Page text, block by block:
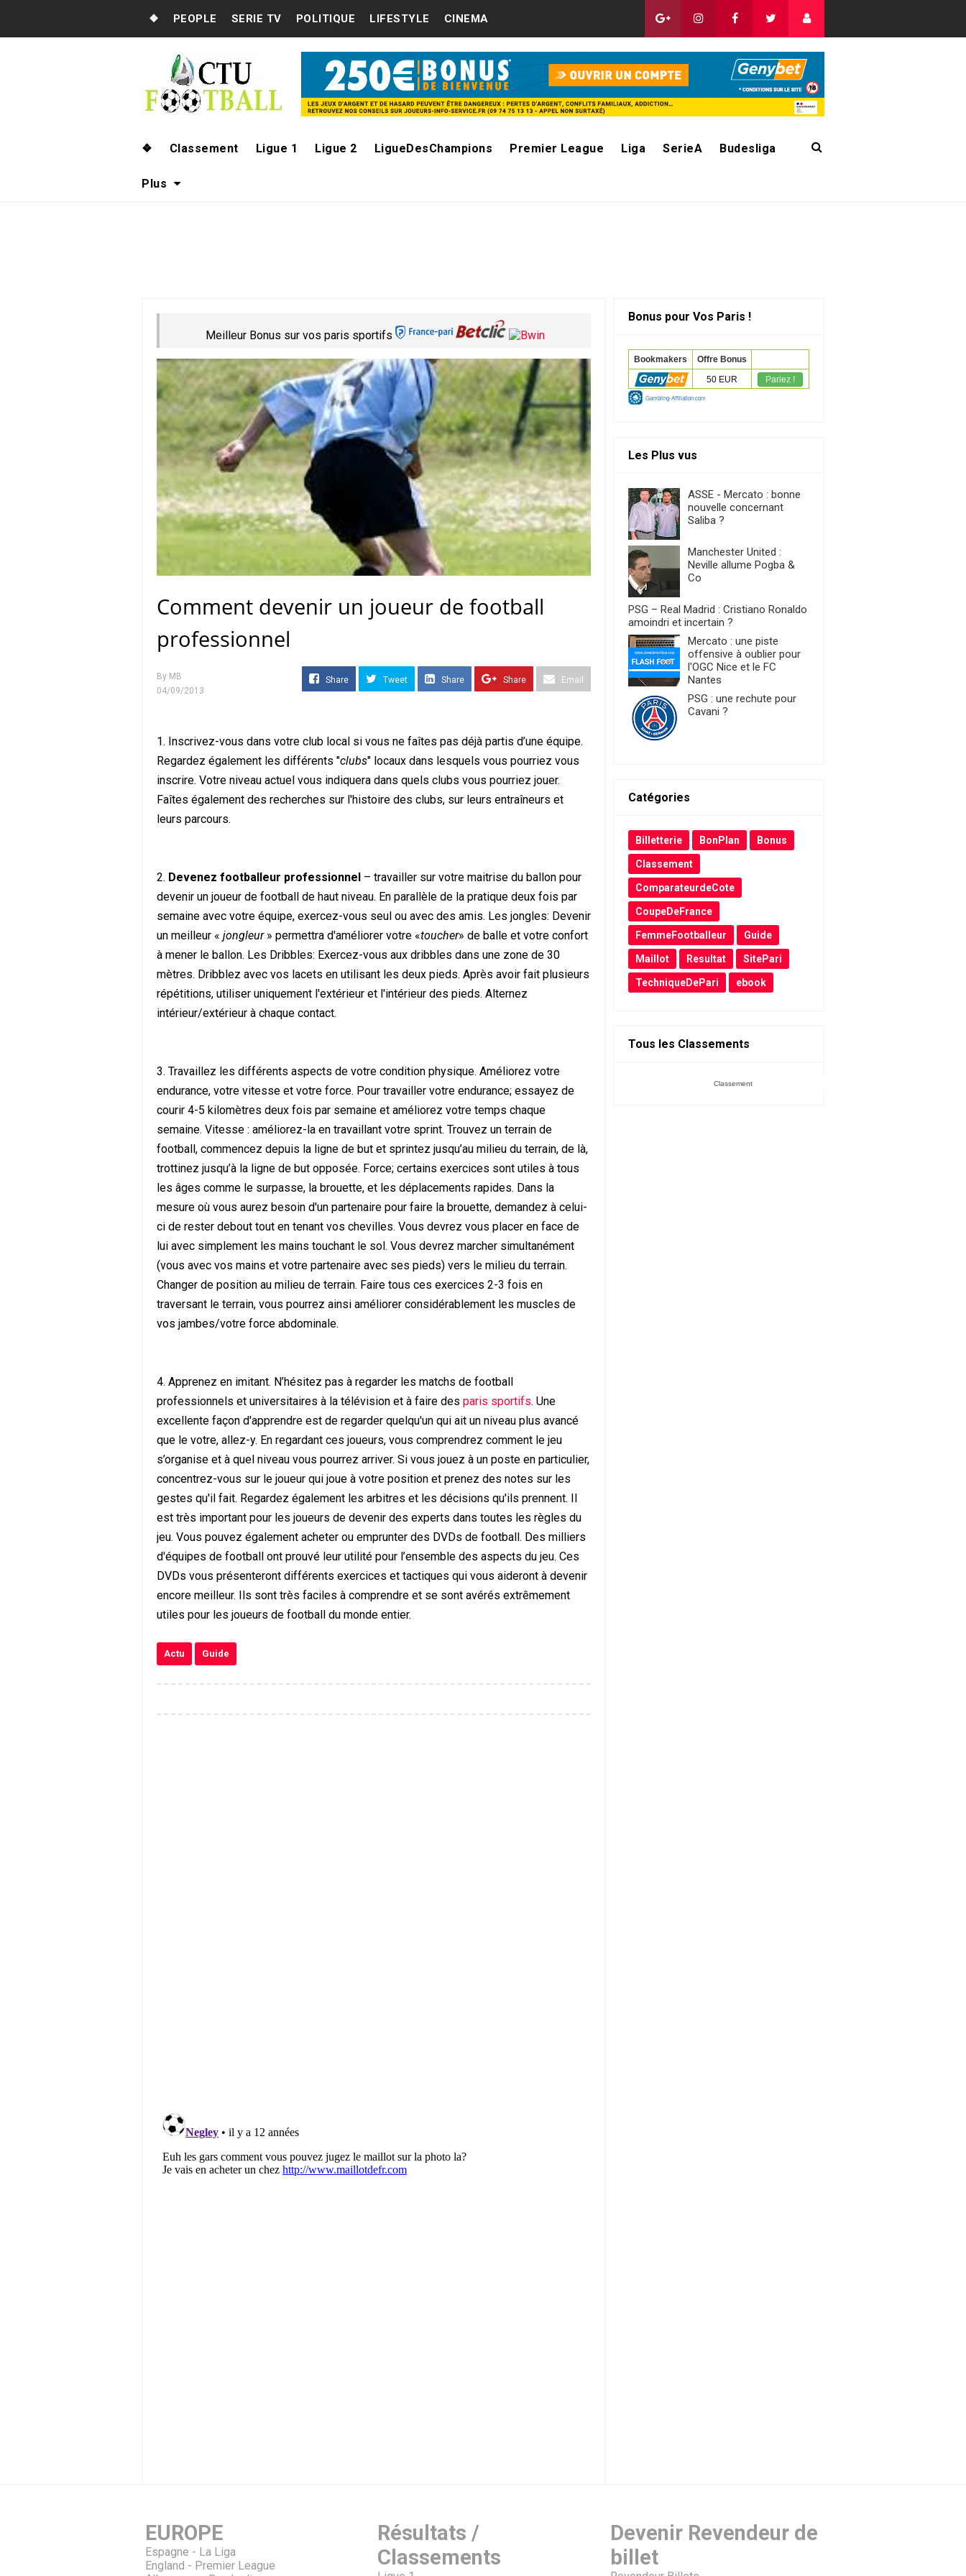
❖ PEOPLE SERIE TV POLITIQUE LIFESTYLE CINEMA
❖ Classement Ligue 1 Ligue 2 LigueDesChampions Premier League Liga SerieA Budesliga
Plus
Meilleur Bonus sur vos paris sportifs
Comment devenir un joueur de football
professionnel
By MB
04/09/2013
Share Tweet Share Share Email
1. Inscrivez-vous dans votre club local si vous ne faîtes pas déjà partis d’une équipe.
Regardez également les différents "clubs" locaux dans lesquels vous pourriez vous
inscrire. Votre niveau actuel vous indiquera dans quels clubs vous pourriez jouer.
Faîtes également des recherches sur l'histoire des clubs, sur leurs entraîneurs et
leurs parcours.
2. Devenez footballeur professionnel – travailler sur votre maitrise du ballon pour
devenir un joueur de football de haut niveau. En parallèle de la pratique deux fois par
semaine avec votre équipe, exercez-vous seul ou avec des amis. Les jongles: Devenir
un meilleur « jongleur » permettra d'améliorer votre «toucher» de balle et votre confort
à mener le ballon. Les Dribbles: Exercez-vous aux dribbles dans une zone de 30
mètres. Dribblez avec vos lacets en utilisant les deux pieds. Après avoir fait plusieurs
répétitions, utiliser uniquement l'extérieur et l'intérieur des pieds. Alternez
intérieur/extérieur à chaque contact.
3. Travaillez les différents aspects de votre condition physique. Améliorez votre
endurance, votre vitesse et votre force. Pour travailler votre endurance; essayez de
courir 4-5 kilomètres deux fois par semaine et améliorez votre temps chaque
semaine. Vitesse : améliorez-la en travaillant votre sprint. Trouvez un terrain de
football, commencez depuis la ligne de but et sprintez jusqu’au milieu du terrain, de là,
trottinez jusqu’à la ligne de but opposée. Force; certains exercices sont utiles à tous
les âges comme le surpasse, la brouette, et les déplacements rapides. Dans la
mesure où vous aurez besoin d'un partenaire pour faire la brouette, demandez à celui-
ci de rester debout tout en tenant vos chevilles. Vous devrez vous placer en face de
lui avec simplement les mains touchant le sol. Vous devrez marcher simultanément
(vous avec vos mains et votre partenaire avec ses pieds) vers le milieu du terrain.
Changer de position au milieu de terrain. Faire tous ces exercices 2-3 fois en
traversant le terrain, vous pourrez ainsi améliorer considérablement les muscles de
vos jambes/votre force abdominale.
4. Apprenez en imitant. N’hésitez pas à regarder les matchs de football
professionnels et universitaires à la télévision et à faire des paris sportifs. Une
excellente façon d'apprendre est de regarder quelqu'un qui ait un niveau plus avancé
que le votre, allez-y. En regardant ces joueurs, vous comprendrez comment le jeu
s’organise et à quel niveau vous pourrez arriver. Si vous jouez à un poste en particulier,
concentrez-vous sur le joueur qui joue à votre position et prenez des notes sur les
gestes qu'il fait. Regardez également les arbitres et les décisions qu'ils prennent. Il
est très important pour les joueurs de devenir des experts dans toutes les règles du
jeu. Vous pouvez également acheter ou emprunter des DVDs de football. Des milliers
d'équipes de football ont prouvé leur utilité pour l’ensemble des aspects du jeu. Ces
DVDs vous présenteront différents exercices et tactiques qui vous aideront à devenir
encore meilleur. Ils sont très faciles à comprendre et se sont avérés extrêmement
utiles pour les joueurs de football du monde entier.
Actu Guide
Bonus pour Vos Paris !
Les Plus vus
ASSE - Mercato : bonne
nouvelle concernant
Saliba ?
Manchester United :
Neville allume Pogba &
Co
PSG – Real Madrid : Cristiano Ronaldo
amoindri et incertain ?
Mercato : une piste
offensive à oublier pour
l'OGC Nice et le FC
Nantes
PSG : une rechute pour
Cavani ?
Catégories
Billetterie BonPlan Bonus
Classement
ComparateurdeCote
CoupeDeFrance
FemmeFootballeur Guide
Maillot Resultat SitePari
TechniqueDePari ebook
Tous les Classements
Classement
EUROPE
Espagne - La Liga
England - Premier League
Résultats /
Classements
Devenir Revendeur de
billet